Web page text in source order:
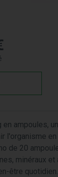
ampoules,
l'organisme
de 20
minéraux
être quotidien.